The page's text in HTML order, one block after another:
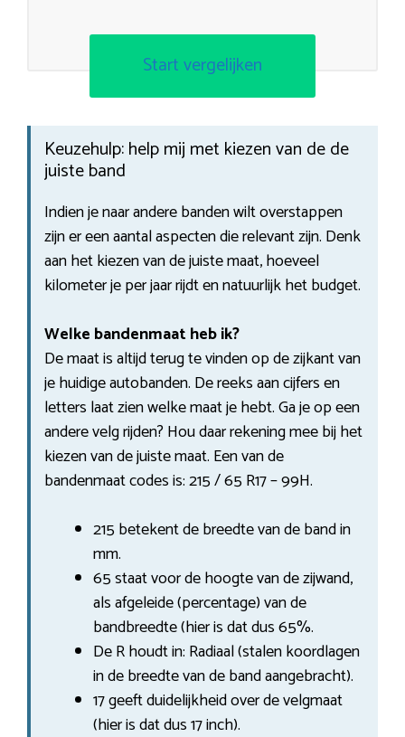
Start vergelijken
Keuzehulp: help mij met kiezen van de de
juiste band
Indien je naar andere banden wilt overstappen
zijn er een aantal aspecten die relevant zijn. Denk
aan het kiezen van de juiste maat, hoeveel
kilometer je per jaar rijdt en natuurlijk het budget.
Welke bandenmaat heb ik?
De maat is altijd terug te vinden op de zijkant van
je huidige autobanden. De reeks aan cijfers en
letters laat zien welke maat je hebt. Ga je op een
andere velg rijden? Hou daar rekening mee bij het
kiezen van de juiste maat. Een van de
bandenmaat codes is: 215 / 65 R17 – 99H.
215 betekent de breedte van de band in
mm.
65 staat voor de hoogte van de zijwand,
als afgeleide (percentage) van de
bandbreedte (hier is dat dus 65%.
De R houdt in: Radiaal (stalen koordlagen
in de breedte van de band aangebracht).
17 geeft duidelijkheid over de velgmaat
(hier is dat dus 17 inch).